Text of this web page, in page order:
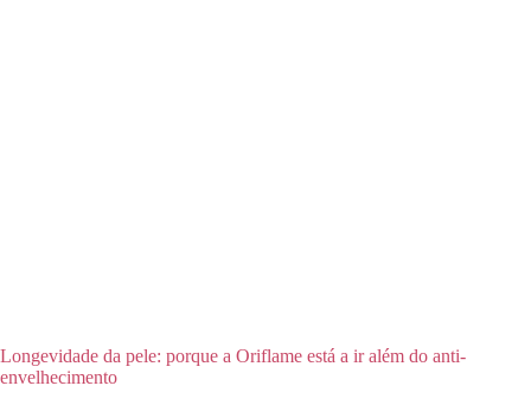
Longevidade da pele: porque a Oriflame está a ir além do anti-
envelhecimento